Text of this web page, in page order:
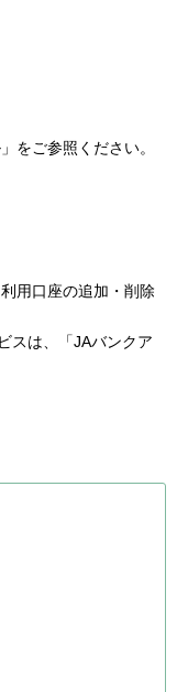
をご参照ください。
用口座の追加・削除
スは、「JAバンクア